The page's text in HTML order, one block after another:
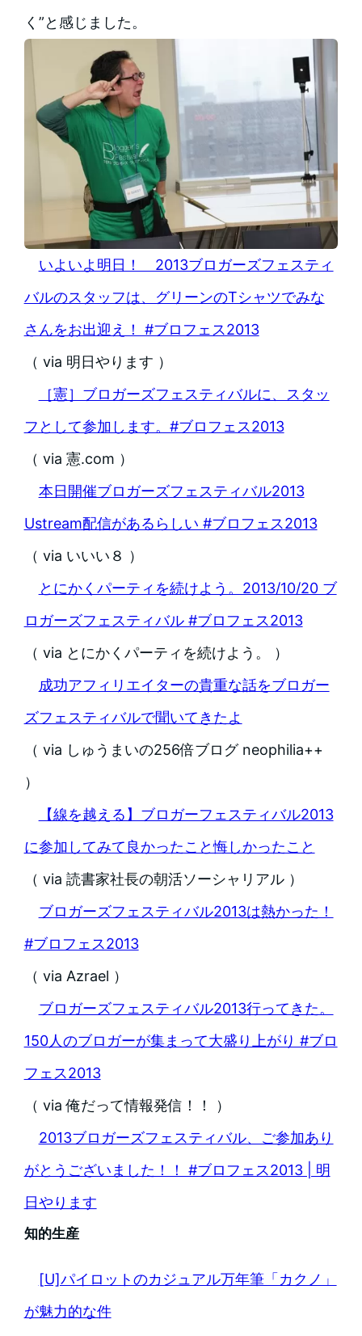
く”と感じました。
いよいよ明日！ 2013ブロガーズフェスティ
バルのスタッフは、グリーンのTシャツでみな
さんをお出迎え！ #ブロフェス2013
（ via 明日やります ）
［憲］ブロガーズフェスティバルに、スタッ
フとして参加します。#ブロフェス2013
（ via 憲.com ）
本日開催ブロガーズフェスティバル2013
Ustream配信があるらしい #ブロフェス2013
（ via いいい８ ）
とにかくパーティを続けよう。2013/10/20 ブ
ロガーズフェスティバル #ブロフェス2013
（ via とにかくパーティを続けよう。 ）
成功アフィリエイターの貴重な話をブロガー
ズフェスティバルで聞いてきたよ
（ via しゅうまいの256倍ブログ neophilia++
）
【線を越える】ブロガーフェスティバル2013
に参加してみて良かったこと悔しかったこと
（ via 読書家社長の朝活ソーシャリアル ）
ブロガーズフェスティバル2013は熱かった！
#ブロフェス2013
（ via Azrael ）
ブロガーズフェスティバル2013行ってきた。
150人のブロガーが集まって大盛り上がり #ブロ
フェス2013
（ via 俺だって情報発信！！ ）
2013ブロガーズフェスティバル、ご参加あり
がとうございました！！ #ブロフェス2013 | 明
日やります
知的生産
[U]パイロットのカジュアル万年筆「カクノ」
が魅力的な件